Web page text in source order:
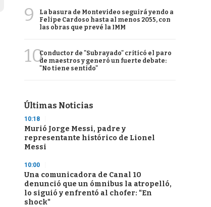
9
La basura de Montevideo seguirá yendo a
Felipe Cardoso hasta al menos 2055, con
las obras que prevé la IMM
10Conductor de "Subrayado" criticó el paro
de maestros y generó un fuerte debate:
"No tiene sentido"
Últimas Noticias
10:18
Murió Jorge Messi, padre y
representante histórico de Lionel
Messi
10:00
Una comunicadora de Canal 10
denunció que un ómnibus la atropelló,
lo siguió y enfrentó al chofer: "En
shock"